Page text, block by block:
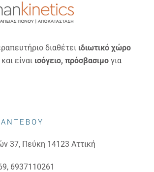
διαθέτει ιδιωτικό χώρο
και είναι ισόγειο, πρόσβασιμο για
37, Πεύκη 14123 Αττική
6937110261